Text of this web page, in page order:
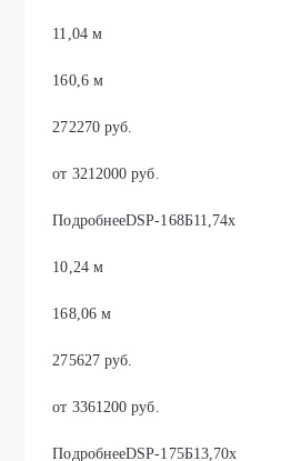
11,04 м
160,6 м
272270 руб.
от 3212000 руб.
ПодробнееDSP-168Б11,74х
10,24 м
168,06 м
275627 руб.
от 3361200 руб.
ПодробнееDSP-175Б13,70х